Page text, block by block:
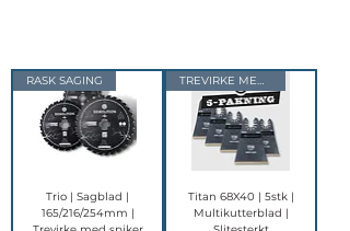
RASK SAGING
Trio | Sagblad |
165/216/254mm |
TREVIRKE MED SPIKER
Titan 68X40 | 5stk |
Multikutterblad |